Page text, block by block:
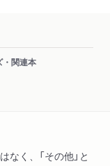
・関連本
く、「その他」と